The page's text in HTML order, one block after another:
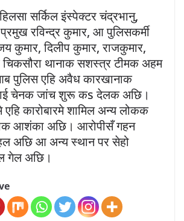
हिलसा सर्किल इंस्पेक्टर चंद्रभानु,
रविन्द्र कुमार, आ पुलिसकर्मी
कुमार, दिलीप कुमार, राजकुमार,
थानाक सशस्त्र टीमक अहम
पुलिस एहि अवैध कारखानाक
चेनक जांच शुरू कs देलक अछि।
एहि कारोबारमे शामिल अन्य लोकक
आशंका अछि। आरोपीसँ गहन
अछि आ अन्य स्थान पर सेहो
गेल अछि।